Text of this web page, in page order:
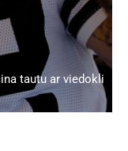
tautu ar viedokli